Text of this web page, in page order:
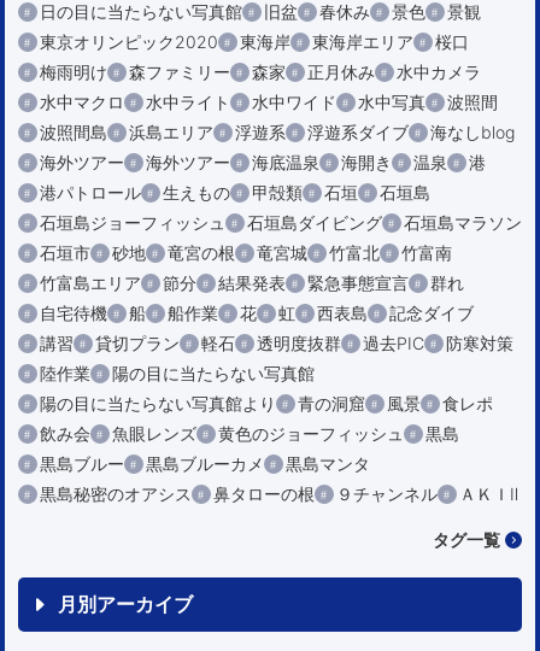
日の目に当たらない写真館
旧盆 春休み 景色
景観
東京オリンピック2020
東海岸 東海岸エリア
桜口
梅雨明け
森ファミリー 森家 正月休み
水中カメラ
水中マクロ
水中ライト 水中ワイド 水中写真
波照間
波照間島
浜島エリア 浮遊系 浮遊系ダイブ
海なしblog
海外ツアー
海外ツアー 海底温泉 海開き 温泉
港
港パトロール
生えもの 甲殻類 石垣
石垣島
石垣島ジョーフィッシュ
石垣島ダイビング
石垣島マラソン
石垣市
砂地 竜宮の根 竜宮城 竹富北
竹富南
竹富島エリア
節分 結果発表 緊急事態宣言
群れ
自宅待機
船 船作業 花 虹 西表島
記念ダイブ
講習
貸切プラン 軽石 透明度抜群 過去PIC
防寒対策
陸作業
陽の目に当たらない写真館
陽の目に当たらない写真館より
青の洞窟 風景
食レポ
飲み会
魚眼レンズ 黄色のジョーフィッシュ
黒島
黒島ブルー
黒島ブルーカメ
黒島マンタ
黒島秘密のオアシス
鼻タローの根 ９チャンネル ＡＫＩⅡ
タグ一覧
月別アーカイブ